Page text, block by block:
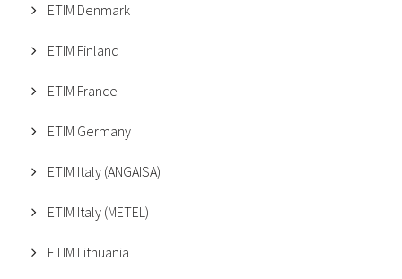
ETIM Denmark
ETIM Finland
ETIM France
ETIM Germany
ETIM Italy (ANGAISA)
ETIM Italy (METEL)
ETIM Lithuania